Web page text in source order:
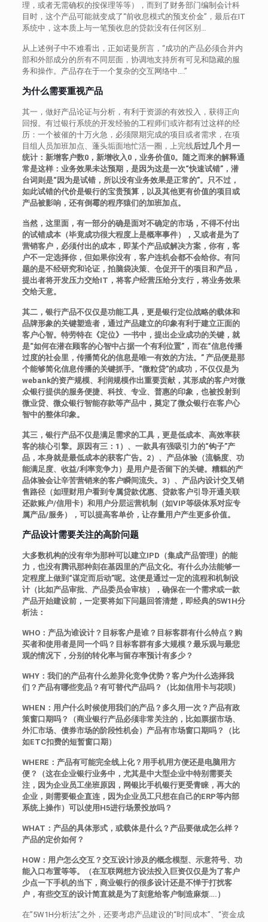
理，或者无需确权的按保理等等），而到了财务部门编制会计科
目时，这个产品可能就变成了“前收息模式的预支价金”，最后在IT
系统中，这本质上与一笔预收息的贷款没有任何区别…
从上述例子中不难看出，正如诺曼所言，“成功的产品必须合并内
部和外部成分的所有不同层面，协调地支持所有可见和隐藏的服
务和操作。产品存在于一个复杂的交互网络中….”
为什么需要重视产品
其一，做好产品论证与分析，有利于资源的有效投入，获得正向
回报。有过银行系统的开发经验的工程师们或许都有过这样的经
历：一个被催的十万火急，必须限期完成的项目或者需求，在项
目组人员加班加点、蓬头垢面地忙活一圈，上完线后过几个月一
统计：新增客户数0，新增收入0，业务价值0。随之而来的解释通
常是这样：业务效果未达预期，是因为这是一次“快速试错”，潜
台词则是“因为是试错，所以没有业务效果是正常的”。只不过，
如此试错的代价是银行的宝贵预算，以及其他更有价值的项目或
产品被影响，还有倒霉的程序猿们的加班加点。
当然，这里面，有一部分的确是面对不确定的市场，不得不付出
的试错成本（毕竟成功很大程度上是概率事件），又或者是为了
营销客户，必须付出的成本，即某个产品或解决方案，你有，客
户不一定选择你，但如果你没有，客户连机会都不会给你。有问
题的是不经研究和论证，拍脑袋决策、仓促开干的项目和产品，
提出者将开发压力交给IT，将客户经营压给分支行，将业务效果
交给天意。
其二，银行产品不仅仅是功能工具，更是银行定位战略的载体和
品牌形象的关键塑造者，通过产品建立的印象有利于建立正面的
客户心智。特劳特在《定位》一书中，提出企业成功的关键，就
是“如何在潜在顾客的心智中占据一个有利位置”，而在“信息传播
过度的社会里，传播简化的信息是唯一有效的方法。” 产品便是那
个能够简化信息传播的关键抓手。“微粒贷”的成功，不仅仅是为
webank的资产规模、利润规模作出重要贡献，其形成的客户对微
众银行提供的服务便捷、科技、专业、普惠的印象，也被投射到
微业贷、微众银行智能存款等产品中，奠定了微众银行在客户心
智中的整体印象。
其三，银行产品不仅是满足需求的工具，更是低成本、高效率获
客的核心引擎。原因有三：1）、一款具有强吸引力的“钩子”产
品，本身就是最低成本的获客广告。2）、产品体验（流畅度、功
能满足度、收益/利率竞争力）是用户是否留下的关键。糟糕的产
品体验会让辛苦营销来的客户瞬间流失。3）、产品内设计交叉销
售路径（如理财用户看到专属贷款优惠、贷款客户引导开通关联
还款账户/信用卡）和用户分层运营机制（如VIP等级体系对应专
属产品/服务），可以提高客单价，让存量用户产生更多价值。
产品设计需要关注的高阶问题
大多数机构的没有华为那种可以建立IPD（集成产品管理）的能
力，也没有腾讯那种刻在基因里的产品文化。有什么办法能够一
定程度上做到“谋定而后动”呢。这便是通过一定的流程和机制设
计（比如产品审批、产品委员会审核），确保在一个需求或一款
产品开始建设前，一定要将如下问题回答清楚，即经典的5W1H分
析法：
WHO：产品为谁设计？目标客户是谁？目标客群有什么特点？购
买者和使用者是同一个吗？目标客群有多大规模？最乐观与最悲
观的情况下，分别的转化率与留存率预计有多少？
WHY：我们的产品有什么差异化竞争优势？客户为什么选择我
们？产品有哪些竞品？有可替代产品吗？（比如信用卡与花呗）
WHEN：用户什么时候使用我们的产品？多久用一次？产品有政
策窗口期吗？（商业银行产品必须非常关注的，比如票据市场、
外汇市场、债券市场的阶段性机会）产品有市场窗口期吗？（比
如ETC扣费的短暂窗口期）
WHERE：产品有可能完全线上化？用手机用方便还是电脑用方
便？（这在企业银行业务中，尤其是中大型企业中特别需要关
注，因为企业员工坐班原因，网银比手机银行更受青睐，再大的
企业，则需要银企直连，因为企业员工只想在自己的ERP等内部
系统上操作）可以使用H5进行场景投放吗？
WHAT：产品的具体形式，或载体是什么？产品要做成怎么样？
产品的定价如何？
HOW：用户怎么交互？交互设计涉及的概念模型、示意符号、功
能入口布置等等。（在互联网想方设法投入巨资仅仅是为了客户
少点一下手机的当下，商业银行的很多设计还是不惮于打扰客
户，有些交互的设计简直就是为了刻意给客户制造麻烦….）
在”5W1H分析法”之外，还要考虑产品建设的“时间成本”、“资金成